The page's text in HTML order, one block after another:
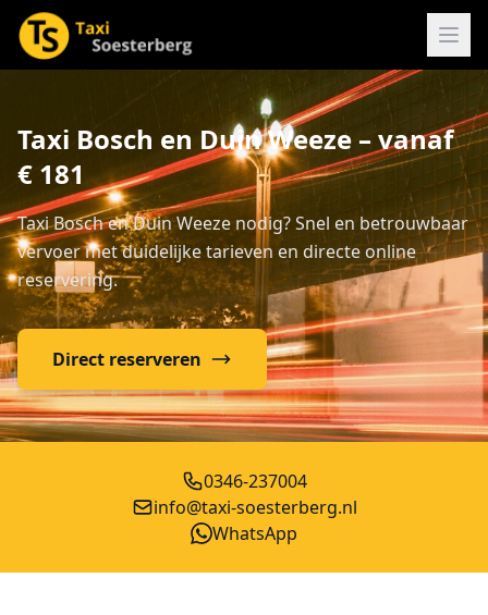
Taxi Bosch en Duin Weeze – vanaf
€ 181
Taxi Bosch en Duin Weeze nodig? Snel en betrouwbaar
vervoer met duidelijke tarieven en directe online
reservering.
Direct reserveren
0346-237004
info@taxi-soesterberg.nl
WhatsApp